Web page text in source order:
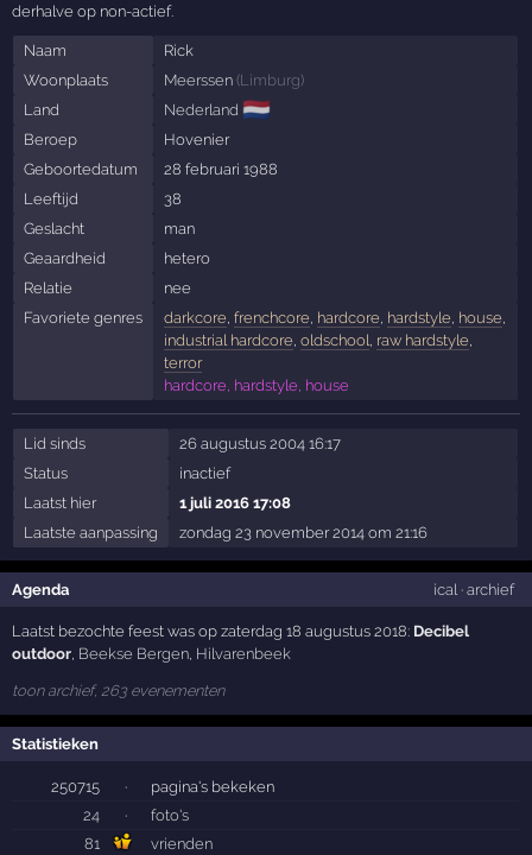
derhalve op non-actief.
Naam
Rick
Woonplaats
Meerssen (Limburg)
Land
Nederland 🇳🇱
Beroep
Hovenier
Geboortedatum
28 februari 1988
Leeftijd
38
Geslacht
man
Geaardheid
hetero
Relatie
nee
Favoriete genres
darkcore, frenchcore, hardcore, hardstyle, house,
industrial hardcore, oldschool, raw hardstyle,
terror
hardcore, hardstyle, house
Lid sinds
26 augustus 2004 16:17
Status
inactief
Laatst hier
1 juli 2016 17:08
Laatste aanpassing
zondag 23 november 2014 om 21:16
Agenda ical· archief
Laatst bezochte feest was op zaterdag 18 augustus 2018: Decibel
outdoor Beekse Bergen Hilvarenbeek
toon archief, 263 evenementen
Statistieken
250715 ·
pagina's bekeken
24
·
foto's
81
vrienden